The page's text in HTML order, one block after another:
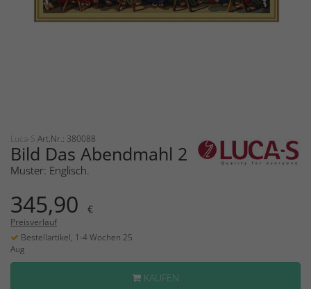
Luca-S Art.Nr.: 380088
Bild Das Abendmahl 2
Muster: Englisch.
345,90 €
Preisverlauf
Bestellartikel, 1-4 Wochen 25
Aug
KAUFEN